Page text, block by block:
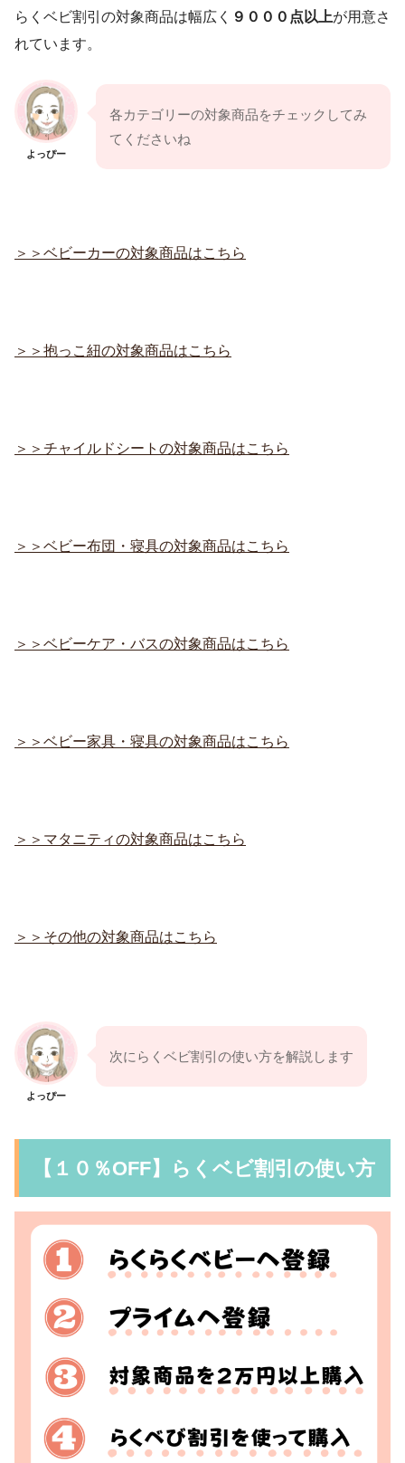
らくベビ割引の対象商品は幅広く ９０００点以上が用意さ
れています。
よっぴー
各カテゴリーの対象商品をチェックしてみ
てくださいね
＞＞ベビーカーの対象商品はこちら
＞＞抱っこ紐の対象商品はこちら
＞＞チャイルドシートの対象商品はこちら
＞＞ベビー布団・寝具の対象商品はこちら
＞＞ベビーケア・バスの対象商品はこちら
＞＞ベビー家具・寝具の対象商品はこちら
＞＞マタニティの対象商品はこちら
＞＞その他の対象商品はこちら
よっぴー
次にらくベビ割引の使い方を解説します
【１０％OFF】らくベビ割引の使い方